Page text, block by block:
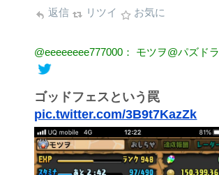
返信 リツイ お気に
@eeeeeeee777000： モツヲ@パズドラ
ゴッドフェスという罠
pic.twitter.com/3B9t7KazZk